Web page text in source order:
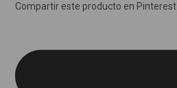
Compartir este producto en Pinterest